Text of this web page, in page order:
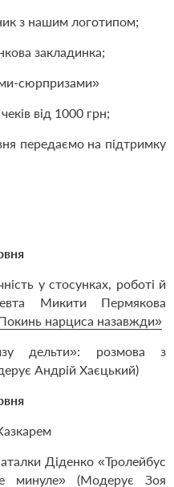
з нашим логотипом;
закладинка;
сюрпризами»
від 1000 грн;
передаємо на підтримку
у стосунках, роботі й
Микити Пермякова
нарциса назавжди»
дельти»: розмова з
Андрій Хаєцький)
Діденко «Тролейбус
(Модерує Зоя